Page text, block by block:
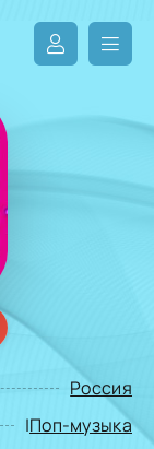
Россия
|Поп-музыка